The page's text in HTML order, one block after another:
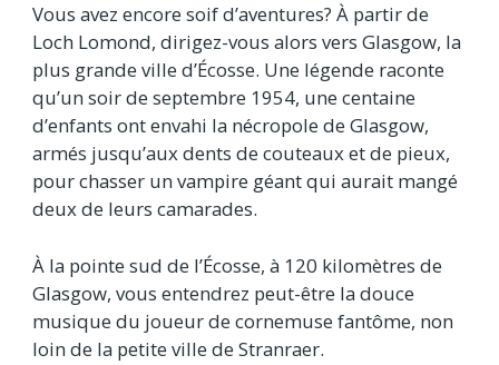
Vous avez encore soif d’aventures? À partir de
Loch Lomond, dirigez-vous alors vers Glasgow, la
plus grande ville d’Écosse. Une légende raconte
qu’un soir de septembre 1954, une centaine
d’enfants ont envahi la nécropole de Glasgow,
armés jusqu’aux dents de couteaux et de pieux,
pour chasser un vampire géant qui aurait mangé
deux de leurs camarades.
À la pointe sud de l’Écosse, à 120 kilomètres de
Glasgow, vous entendrez peut-être la douce
musique du joueur de cornemuse fantôme, non
loin de la petite ville de Stranraer.